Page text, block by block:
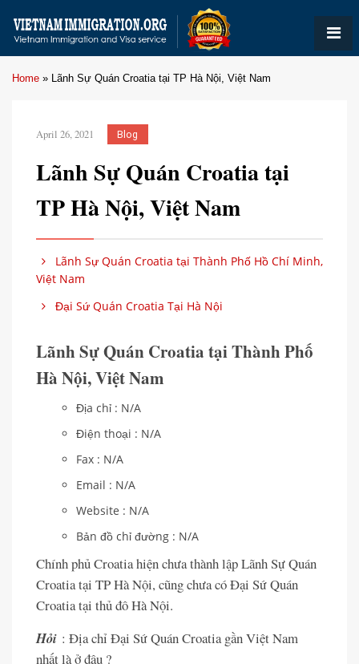
Home » Lãnh Sự Quán Croatia tại TP Hà Nội, Việt Nam
April 26, 2021 Blog
Lãnh Sự Quán Croatia tại
TP Hà Nội, Việt Nam
Lãnh Sự Quán Croatia tại Thành Phố Hồ Chí Minh,
Việt Nam
Đại Sứ Quán Croatia Tại Hà Nội
Lãnh Sự Quán Croatia tại Thành Phố
Hà Nội, Việt Nam
Địa chỉ : N/A
Điện thoại : N/A
Fax : N/A
Email : N/A
Website : N/A
Bản đồ chỉ đường : N/A
Chính phủ Croatia hiện chưa thành lập Lãnh Sự Quán
Croatia tại TP Hà Nội, cũng chưa có Đại Sứ Quán
Croatia tại thủ đô Hà Nội.
Hỏi : Địa chỉ Đại Sứ Quán Croatia gần Việt Nam
nhất là ở đâu ?